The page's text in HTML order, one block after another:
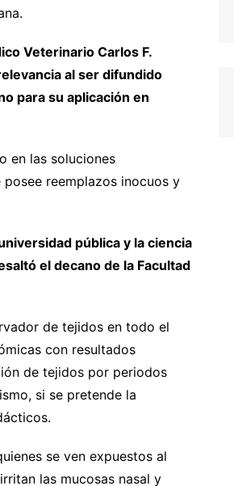
Veterinario Carlos F.
al ser difundido
para su aplicación en
en las soluciones
reemplazos inocuos y
pública y la ciencia
el decano de la Facultad
de tejidos en todo el
con resultados
de tejidos por periodos
si se pretende la
se ven expuestos al
las mucosas nasal y